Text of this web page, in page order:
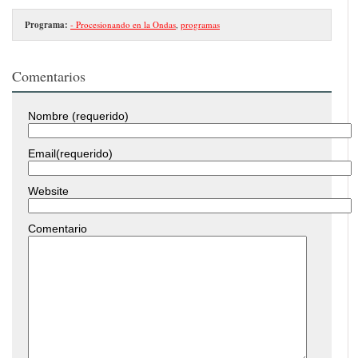
Programa: - Procesionando en la Ondas programas
Comentarios
Nombre (requerido)
Email(requerido)
Website
Comentario